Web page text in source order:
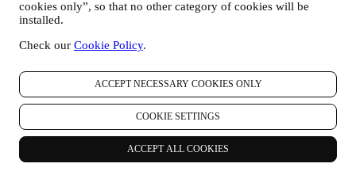
cookies only”, so that no other category of cookies will be
installed.
Check our Cookie Policy.
ACCEPT NECESSARY COOKIES ONLY
COOKIE SETTINGS
ACCEPT ALL COOKIES
outros detalhes de contato (endereço, número de telefone e
endereço de e-mail), para registrar uma conta Le Creuset ou
newsletter no site ou na loja.
compra, dados de entrega, dados e detalhes de produtos e
pagamentos, para gerenciar seus pedidos.
dados sobre o seu histórico de navegação on-line (por
exemplo, identificadores on-line - como seu endereço IP,
versão do navegador, sistema operacional, duração da visita,
usuário que retorna, origem geográfica), reunidos durante as
suas visitas ao site (se você é um usuário registrado ou não),